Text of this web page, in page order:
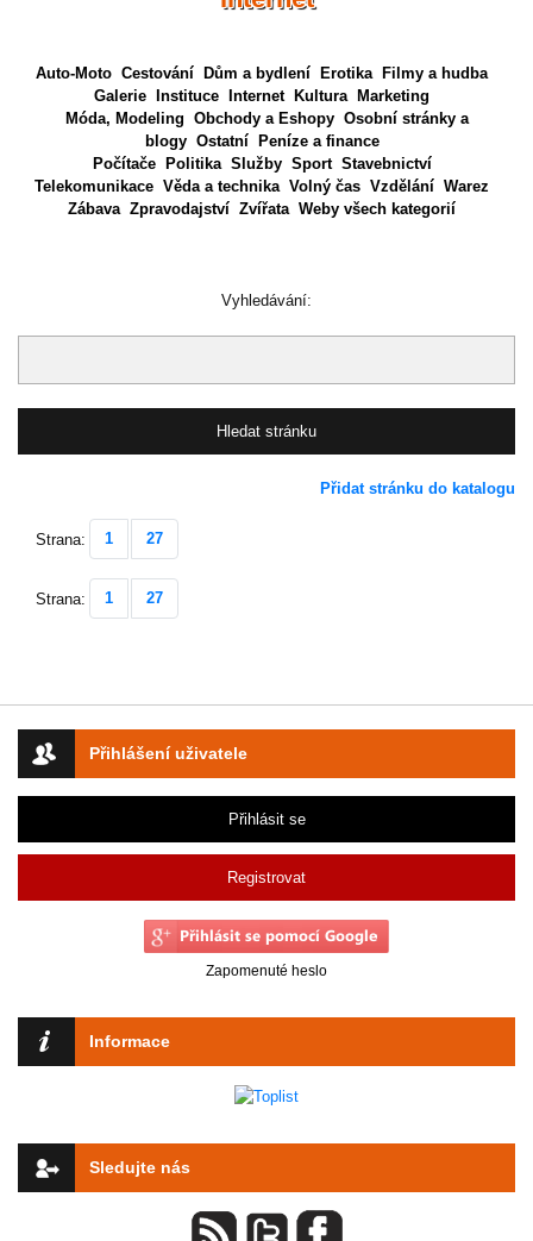
Přihlášení uživatele
Přihlásit se
Registrovat
Zapomenuté heslo
Informace
Sledujte nás
Auto-Moto Cestování Dům a bydlení Erotika
Filmy a hudba
Galerie
Instituce Internet Kultura
Marketing
Móda, Modeling Obchody a Eshopy Osobní stránky a
blogy Ostatní
Peníze a finance
Počítače
Politika Služby Sport Stavebnictví
Telekomunikace Věda a technika Volný čas Vzdělání Warez
Zábava Zpravodajství Zvířata Weby všech kategorií
Vyhledávání:
Přidat stránku do katalogu
Strana: 1 27
Strana: 1 27